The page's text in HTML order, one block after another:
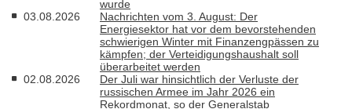
wurde
03.08.2026
Nachrichten vom 3. August: Der
Energiesektor hat vor dem bevorstehenden
schwierigen Winter mit Finanzengpässen zu
kämpfen; der Verteidigungshaushalt soll
überarbeitet werden
02.08.2026
Der Juli war hinsichtlich der Verluste der
russischen Armee im Jahr 2026 ein
Rekordmonat, so der Generalstab